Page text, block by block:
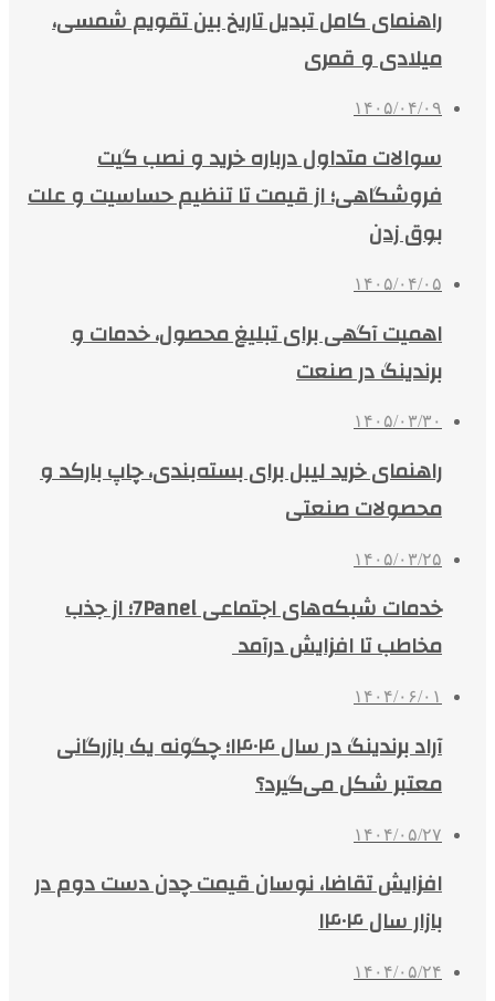
راهنمای کامل تبدیل تاریخ بین تقویم شمسی،
میلادی و قمری
۱۴۰۵/۰۴/۰۹
سوالات متداول درباره خرید و نصب گیت
فروشگاهی؛ از قیمت تا تنظیم حساسیت و علت
بوق زدن
۱۴۰۵/۰۴/۰۵
اهمیت آگهی برای تبلیغ محصول، خدمات و
برندینگ در صنعت
۱۴۰۵/۰۳/۳۰
راهنمای خرید لیبل برای بسته‌بندی، چاپ بارکد و
محصولات صنعتی
۱۴۰۵/۰۳/۲۵
خدمات شبکه‌های اجتماعی 7Panel؛ از جذب
مخاطب تا افزایش درآمد
۱۴۰۴/۰۶/۰۱
آراد برندینگ در سال ۱۴۰۴؛ چگونه یک بازرگانی
معتبر شکل می‌گیرد؟
۱۴۰۴/۰۵/۲۷
افزایش تقاضا، نوسان قیمت چدن دست دوم در
بازار سال ۱۴۰۴
۱۴۰۴/۰۵/۲۴